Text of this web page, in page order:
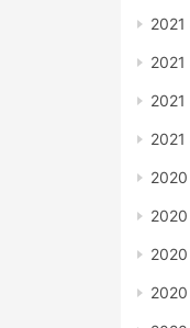
2021
2021
2021
2021
2020
2020
2020
2020